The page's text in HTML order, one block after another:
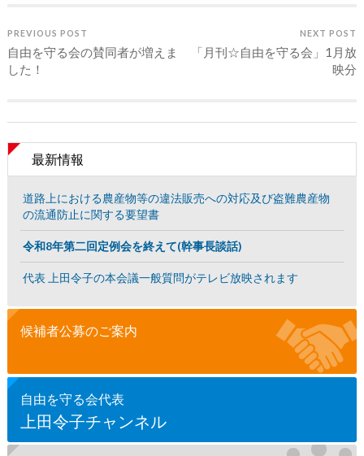
PREVIOUS POST
自由を守る会の賛同者が増えま
した！
NEXT POST
「月刊☆自由を守る会」1月放
映分
最新情報
道路上における農産物等の違法販売への対応及び盗難農産物
の流通防止に関する要望書
令和8年第二回定例会を終えて(幹事長談話)
代表 上田令子の本会議一般質問がテレビ放映されます
候補者公募のご案内
自由を守る会代表
上田令子チャンネル